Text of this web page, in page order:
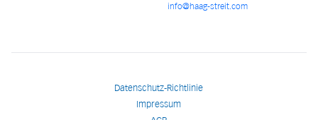
info@haag-streit.com
Datenschutz-Richtlinie
Impressum